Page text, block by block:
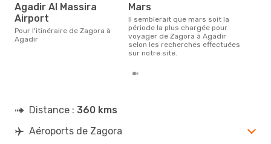
Agadir Al Massira
Airport
Pour l'itinéraire de Zagora à
Agadir
mars
Il semblerait que mars soit la
période la plus chargée pour
voyager de Zagora à Agadir
selon les recherches effectuées
sur notre site.
Distance : 360 kms
Aéroports de Zagora